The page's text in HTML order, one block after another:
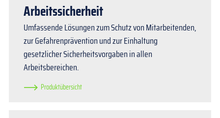
Arbeitssicherheit
Umfassende Lösungen zum Schutz von Mitarbeitenden,
zur Gefahrenprävention und zur Einhaltung
gesetzlicher Sicherheitsvorgaben in allen
Arbeitsbereichen.
Produktübersicht